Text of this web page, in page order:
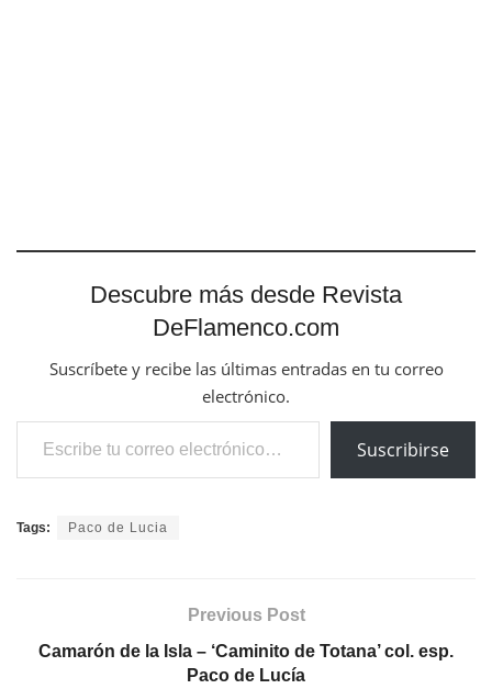
Descubre más desde Revista
DeFlamenco.com
Suscríbete y recibe las últimas entradas en tu correo
electrónico.
Escribe tu correo electrónico…
Suscribirse
Tags: Paco de Lucia
Previous Post
Camarón de la Isla – ‘Caminito de Totana’ col. esp.
Paco de Lucía